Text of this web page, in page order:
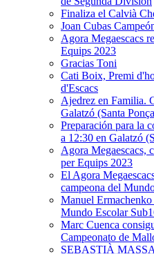
Finaliza el Calvià
Joan Cubas
Agora Megaescacs
Equips 2023
Gracias Toni
Cati Boix, Premi
d'Escacs
Ajedrez en Familia.
Galatzó (Santa
Preparación para la
a 12:30 en Galatzó
Agora Megaescacs,
per Equips 2023
El Agora
campeona del
Manuel
Mundo Escolar
Marc Cuenca
Campeonato de
SEBASTIÀ